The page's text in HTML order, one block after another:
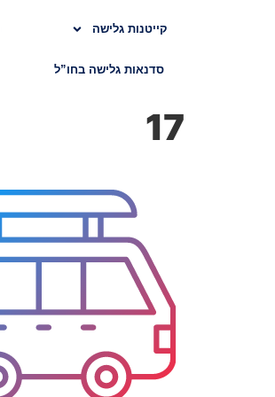
קייטנות גלישה
סדנאות גלישה בחו”ל
17